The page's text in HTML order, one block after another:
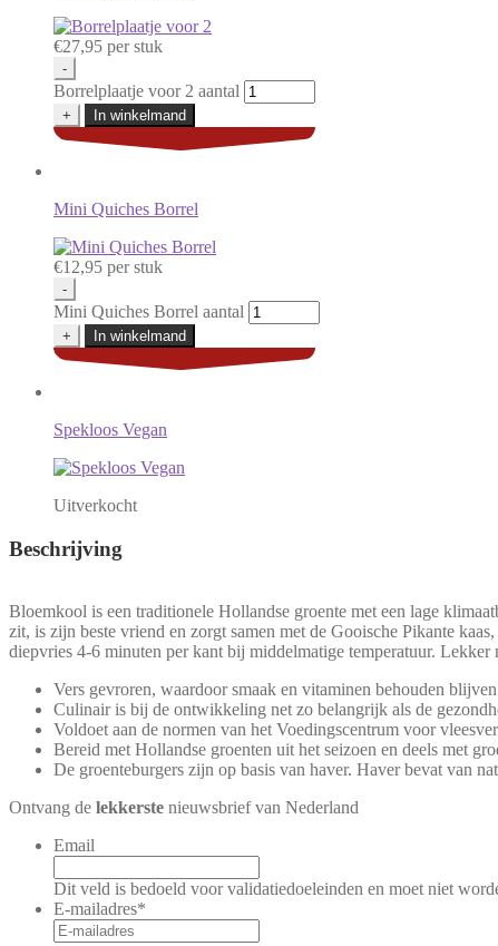
€27,95 per stuk
-
Borrelplaatje voor 2 aantal
+ In winkelmand
Mini Quiches Borrel
€12,95 per stuk
-
Mini Quiches Borrel aantal
+ In winkelmand
Spekloos Vegan
Uitverkocht
Beschrijving
Bloemkool is een traditionele Hollandse groente met een lage
zit, is zijn beste vriend en zorgt samen met de Gooische Pikante
diepvries 4-6 minuten per kant bij middelmatige temperatuur. Lekker
Vers gevroren, waardoor smaak en vitaminen behouden
Culinair is bij de ontwikkeling net zo belangrijk als de
Voldoet aan de normen van het Voedingscentrum voor
Bereid met Hollandse groenten uit het seizoen en deels met
De groenteburgers zijn op basis van haver. Haver bevat van
Ontvang de lekkerste nieuwsbrief van Nederland
Email
Dit veld is bedoeld voor validatiedoeleinden en moet niet
E-mailadres*